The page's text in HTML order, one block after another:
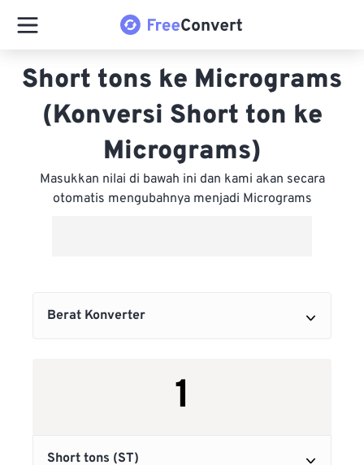
Short tons ke Micrograms
(Konversi Short ton ke
Micrograms)
Masukkan nilai di bawah ini dan kami akan secara
otomatis mengubahnya menjadi Micrograms